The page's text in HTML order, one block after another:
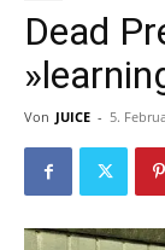
Dead
Von JUICE - 5.